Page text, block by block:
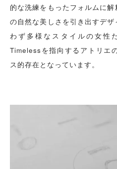
的な洗練をもったフォルムに
の自然な美しさを引き出すデ
わず多様なスタイルの女性
Timelessを指向するアトリエ
ス的存在となっています。